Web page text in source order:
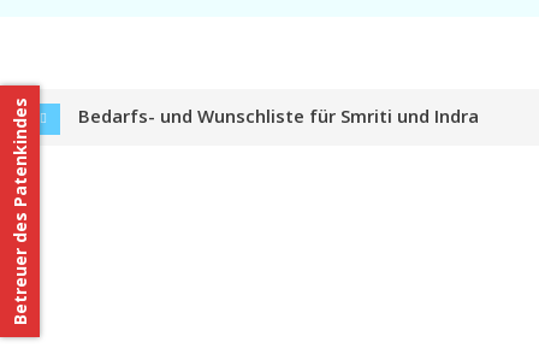
Bedarfs- und Wunschliste für Smriti und Indra
Betreuer des Patenkindes